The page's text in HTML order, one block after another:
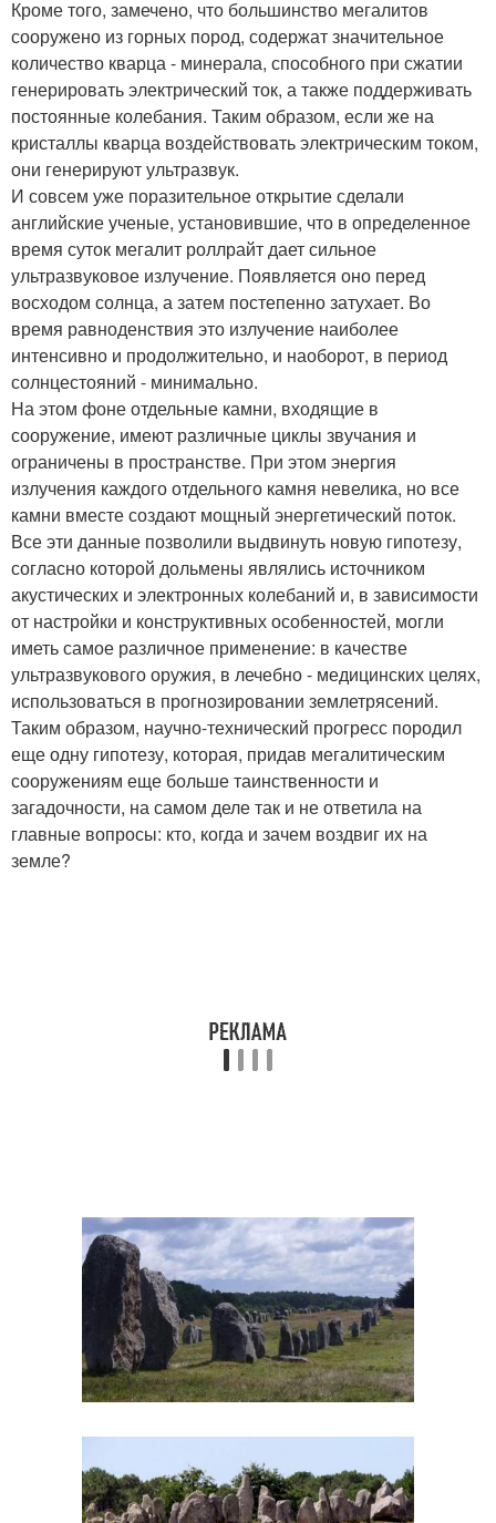
Кроме того, замечено, что большинство мегалитов
сооружено из горных пород, содержат значительное
количество кварца - минерала, способного при сжатии
генерировать электрический ток, а также поддерживать
постоянные колебания. Таким образом, если же на
кристаллы кварца воздействовать электрическим током,
они генерируют ультразвук.
И совсем уже поразительное открытие сделали
английские ученые, установившие, что в определенное
время суток мегалит роллрайт дает сильное
ультразвуковое излучение. Появляется оно перед
восходом солнца, а затем постепенно затухает. Во
время равноденствия это излучение наиболее
интенсивно и продолжительно, и наоборот, в период
солнцестояний - минимально.
На этом фоне отдельные камни, входящие в
сооружение, имеют различные циклы звучания и
ограничены в пространстве. При этом энергия
излучения каждого отдельного камня невелика, но все
камни вместе создают мощный энергетический поток.
Все эти данные позволили выдвинуть новую гипотезу,
согласно которой дольмены являлись источником
акустических и электронных колебаний и, в зависимости
от настройки и конструктивных особенностей, могли
иметь самое различное применение: в качестве
ультразвукового оружия, в лечебно - медицинских целях,
использоваться в прогнозировании землетрясений.
Таким образом, научно-технический прогресс породил
еще одну гипотезу, которая, придав мегалитическим
сооружениям еще больше таинственности и
загадочности, на самом деле так и не ответила на
главные вопросы: кто, когда и зачем воздвиг их на
земле?